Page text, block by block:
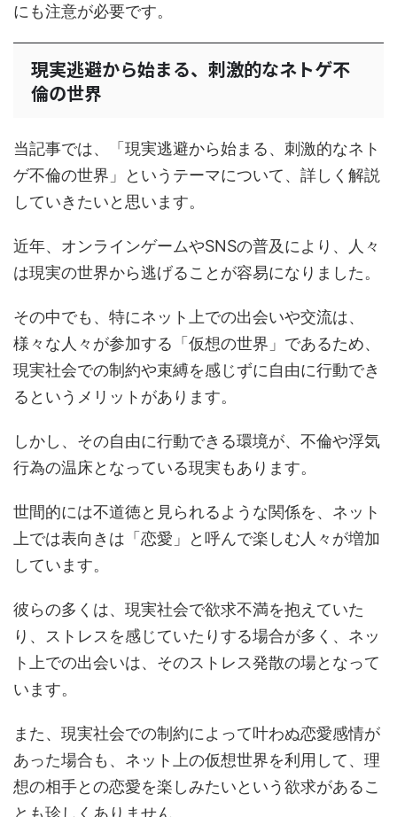
にも注意が必要です。
現実逃避から始まる、刺激的なネトゲ不
倫の世界
当記事では、「現実逃避から始まる、刺激的なネト
ゲ不倫の世界」というテーマについて、詳しく解説
していきたいと思います。
近年、オンラインゲームやSNSの普及により、人々
は現実の世界から逃げることが容易になりました。
その中でも、特にネット上での出会いや交流は、
様々な人々が参加する「仮想の世界」であるため、
現実社会での制約や束縛を感じずに自由に行動でき
るというメリットがあります。
しかし、その自由に行動できる環境が、不倫や浮気
行為の温床となっている現実もあります。
世間的には不道徳と見られるような関係を、ネット
上では表向きは「恋愛」と呼んで楽しむ人々が増加
しています。
彼らの多くは、現実社会で欲求不満を抱えていた
り、ストレスを感じていたりする場合が多く、ネッ
ト上での出会いは、そのストレス発散の場となって
います。
また、現実社会での制約によって叶わぬ恋愛感情が
あった場合も、ネット上の仮想世界を利用して、理
想の相手との恋愛を楽しみたいという欲求があるこ
とも珍しくありません。